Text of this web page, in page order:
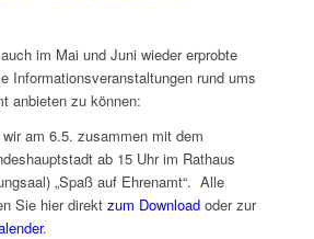
im Mai und Juni wieder erprobte
Informationsveranstaltungen rund ums
anbieten zu können:
am 6.5. zusammen mit dem
ab 15 Uhr im Rathaus
„Spaß auf Ehrenamt“. Alle
Sie hier direkt zum Downloadoder zur
.